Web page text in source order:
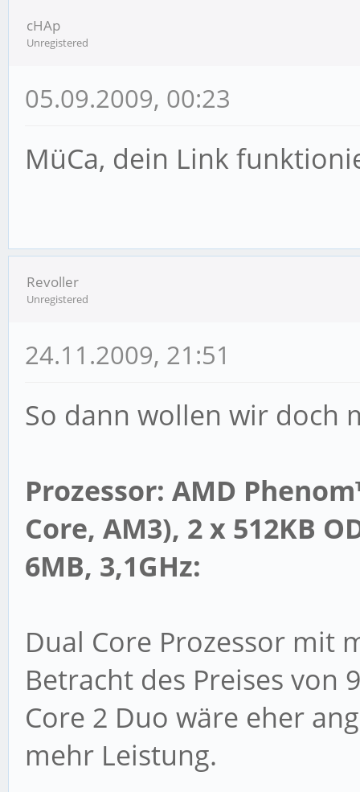
cHAp
Unregistered
05.09.2009, 00:23
MüCa, dein Link
Revoller
Unregistered
24.11.2009, 21:51
So dann wollen wir doch
Prozessor: AMD
Core, AM3), 2 x 512KB
6MB, 3,1GHz:
Dual Core Prozessor mit
Betracht des Preises von
Core 2 Duo wäre eher
mehr Leistung.